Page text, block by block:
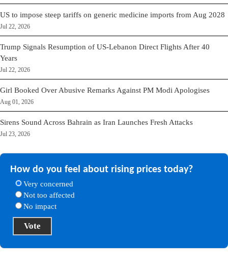
US to impose steep tariffs on generic medicine imports from Aug 2028
Jul 22, 2026
Trump Signals Resumption of US-Lebanon Direct Flights After 40
Years
Jul 22, 2026
Girl Booked Over Abusive Remarks Against PM Modi Apologises
Aug 01, 2026
Sirens Sound Across Bahrain as Iran Launches Fresh Attacks
Jul 23, 2026
How do you feel about rising prices today?
Very concerned
Not too affected
No impact